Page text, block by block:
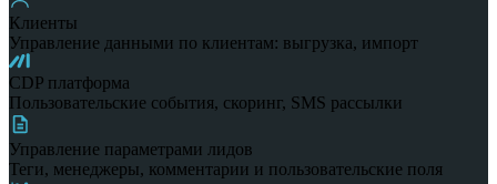
Клиенты
Управление данными по клиентам: выгрузка, импорт
CDP платформа
Пользовательские события, скоринг, SMS рассылки
Управление параметрами лидов
Теги, менеджеры, комментарии и пользовательские поля